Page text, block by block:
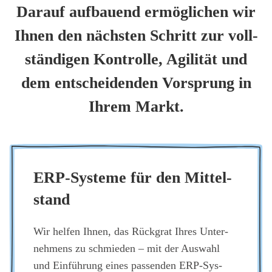
Dar­auf auf­bau­end ermög­li­chen wir
Ihnen den nächs­ten Schritt zur voll­
stän­di­gen Kon­trol­le, Agi­li­tät und
dem ent­schei­den­den Vor­sprung in
Ihrem Markt.
ERP-Sys­te­me für den Mit­tel­
stand
Wir hel­fen Ihnen, das Rück­grat Ihres Unter­
neh­mens zu schmie­den – mit der Aus­wahl
und Ein­füh­rung eines pas­sen­den ERP-Sys­